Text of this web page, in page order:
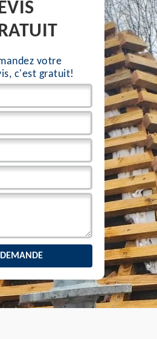
votre
c'est gratuit!